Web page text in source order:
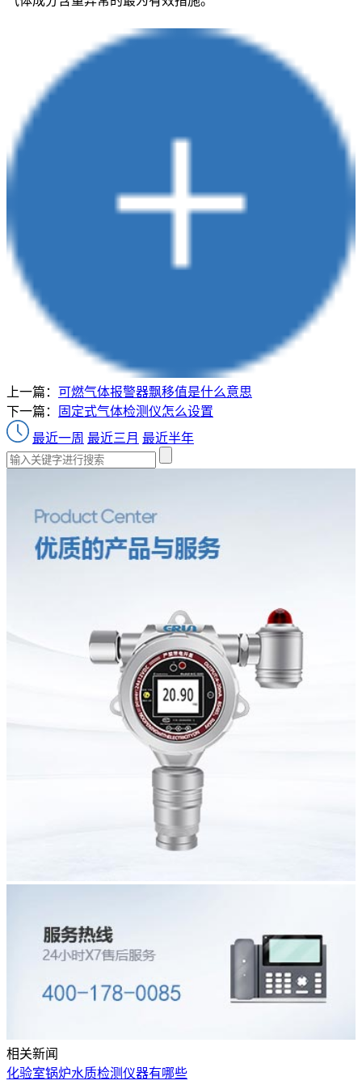
上一篇： 可燃气体报警器飘移值是什么意思
下一篇：
固定式气体检测仪怎么设置
最近一周 最近三月 最近半年
相关新闻
化验室锅炉水质检测仪器有哪些